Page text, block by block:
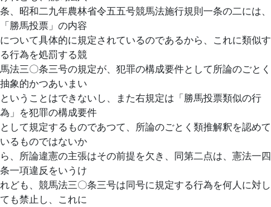
条、昭和二九年農林省令五五号競馬法施行規則一条の二には、
「勝馬投票」の内容
について具体的に規定されているのであるから、これに類似す
る行為を処罰する競
馬法三〇条三号の規定が、犯罪の構成要件として所論のごとく
抽象的かつあいまい
ということはできないし、また右規定は「勝馬投票類似の行
為」を犯罪の構成要件
として規定するものであつて、所論のごとく類推解釈を認めて
いるものではないか
ら、所論違憲の主張はその前提を欠き、同第二点は、憲法一四
条一項違反をいうけ
れども、競馬法三〇条三号は同号に規定する行為を何人に対し
ても禁止し、これに